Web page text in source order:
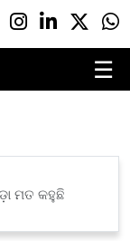
☰
ମତ କହୁଛି